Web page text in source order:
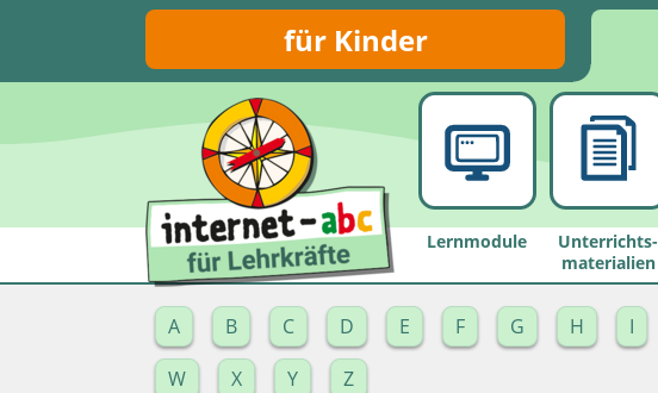
für Kinder
Lernmodule
Unterrichts­
materialien
A B C D E F G H I
W
X Y Z